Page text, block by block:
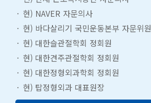
현) NAVER 자문의사
현) 바다살리기 국민운동본부 자문위원
현) 대한슬관절학회 정회원
현) 대한견주관절학회 정회원
현) 대한정형외과학회 정회원
현) 탑정형외과 대표원장